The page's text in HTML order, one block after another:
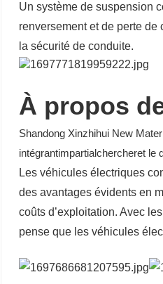
Un système de suspension
renversement et de perte
la sécurité de conduite.
À propos
Shandong Xinzhihui New
intégrantimpartialchercheret le
Les véhicules électriques
des avantages évidents en
coûts d’exploitation. Avec
pense que les véhicules